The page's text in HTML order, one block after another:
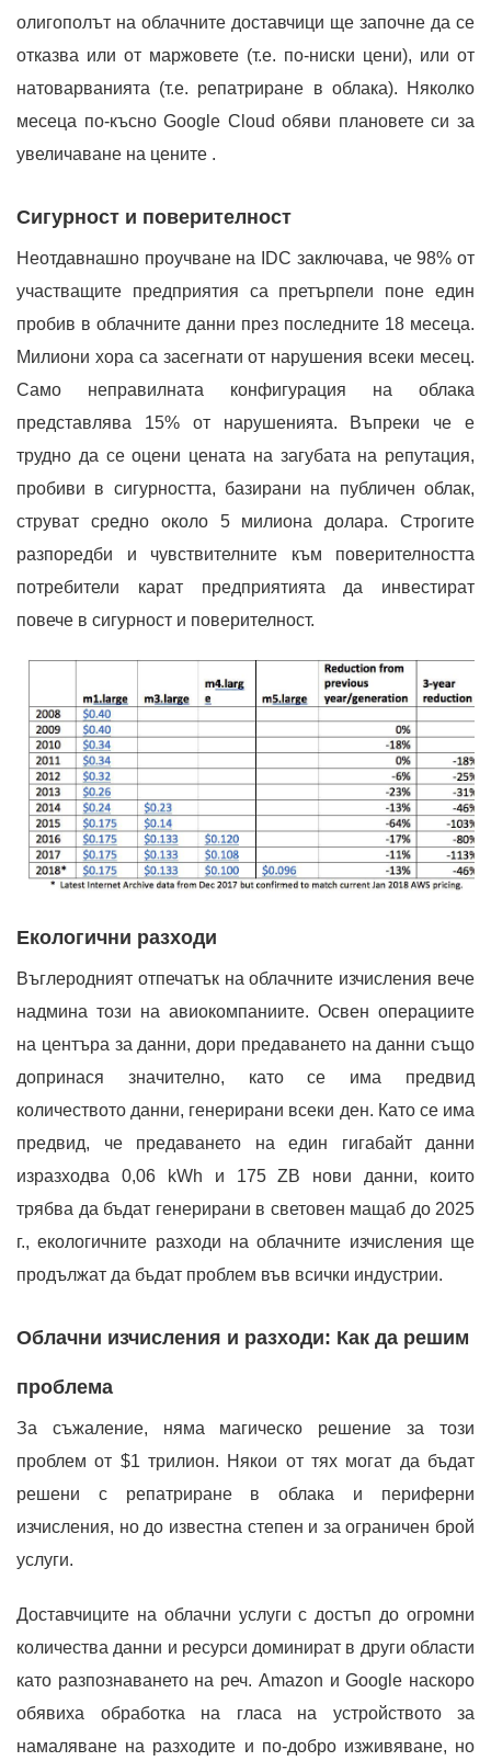
олигополът на облачните доставчици ще започне да се
отказва или от маржовете (т.е. по-ниски цени), или от
натоварванията (т.е. репатриране в облака). Няколко
месеца по-късно Google Cloud обяви плановете си за
увеличаване на цените .
Сигурност и поверителност
Неотдавнашно проучване на IDC заключава, че 98% от
участващите предприятия са претърпели поне един
пробив в облачните данни през последните 18 месеца.
Милиони хора са засегнати от нарушения всеки месец.
Само неправилната конфигурация на облака
представлява 15% от нарушенията. Въпреки че е
трудно да се оцени цената на загубата на репутация,
пробиви в сигурността, базирани на публичен облак,
струват средно около 5 милиона долара. Строгите
разпоредби и чувствителните към поверителността
потребители карат предприятията да инвестират
повече в сигурност и поверителност.
Екологични разходи
Въглеродният отпечатък на облачните изчисления вече
надмина този на авиокомпаниите. Освен операциите
на центъра за данни, дори предаването на данни също
допринася значително, като се има предвид
количеството данни, генерирани всеки ден. Като се има
предвид, че предаването на един гигабайт данни
изразходва 0,06 kWh и 175 ZB нови данни, които
трябва да бъдат генерирани в световен мащаб до 2025
г., екологичните разходи на облачните изчисления ще
продължат да бъдат проблем във всички индустрии.
Облачни изчисления и разходи: Как да решим
проблема
За съжаление, няма магическо решение за този
проблем от $1 трилион. Някои от тях могат да бъдат
решени с репатриране в облака и периферни
изчисления, но до известна степен и за ограничен брой
услуги.
Доставчиците на облачни услуги с достъп до огромни
количества данни и ресурси доминират в други области
като разпознаването на реч. Amazon и Google наскоро
обявиха обработка на гласа на устройството за
намаляване на разходите и по-добро изживяване, но